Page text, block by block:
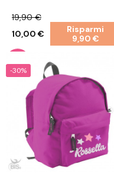
19,90 €
10,00 €
Risparmi
9,90 €
-30%